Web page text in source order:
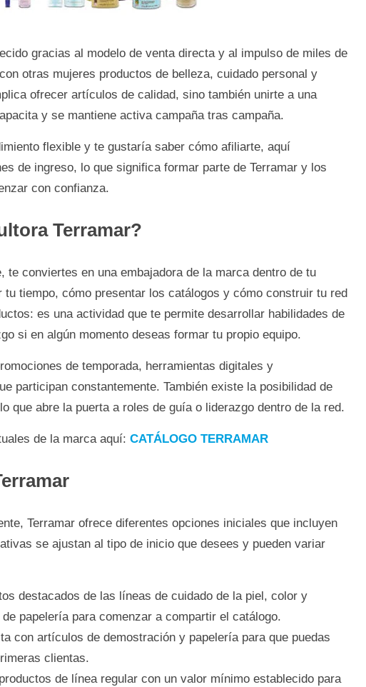
gracias al modelo de venta directa y al impulso de miles de
otras mujeres productos de belleza, cuidado personal y
ofrecer artículos de calidad, sino también unirte a una
y se mantiene activa campaña tras campaña.
flexible y te gustaría saber cómo afiliarte, aquí
de ingreso, lo que significa formar parte de Terramar y los
con confianza.
Terramar?
te conviertes en una embajadora de la marca dentro de tu
tiempo, cómo presentar los catálogos y cómo construir tu red
es una actividad que te permite desarrollar habilidades de
si en algún momento deseas formar tu propio equipo.
de temporada, herramientas digitales y
participan constantemente. También existe la posibilidad de
que abre la puerta a roles de guía o liderazgo dentro de la red.
de la marca aquí: CATÁLOGO TERRAMAR
Terramar ofrece diferentes opciones iniciales que incluyen
se ajustan al tipo de inicio que desees y pueden variar
destacados de las líneas de cuidado de la piel, color y
papelería para comenzar a compartir el catálogo.
con artículos de demostración y papelería para que puedas
clientas.
de línea regular con un valor mínimo establecido para